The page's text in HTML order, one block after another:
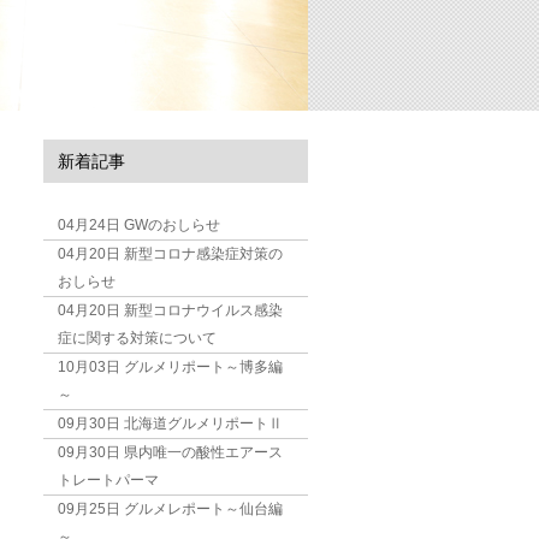
新着記事
04月24日 GWのおしらせ
04月20日 新型コロナ感染症対策の
おしらせ
04月20日 新型コロナウイルス感染
症に関する対策について
10月03日 グルメリポート～博多編
～
09月30日 北海道グルメリポートⅡ
09月30日 県内唯一の酸性エアース
トレートパーマ
09月25日 グルメレポート～仙台編